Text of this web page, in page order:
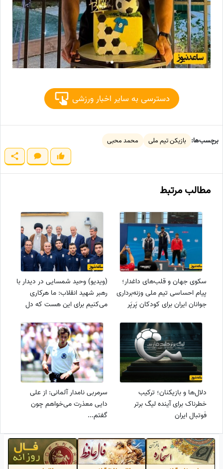
دسترسی به سایر اخبار ورزشی
برچسب‌ها: بازیکن تیم ملی محمد محبی
مطالب مرتبط
سکوی جهان و قلب‌های داغدار؛
پیام احساسی تیم ملی وزنه‌برداری
جوانان ایران برای کودکان پَرپَر
(ویدیو) وحید شمسایی در دیدار با
رهبر شهید انقلاب: ما هرکاری
می‌کنیم برای این هست که دل
دلال‌ها و بازیکنان؛ ترکیب
خطرناک برای آینده لیگ برتر
فوتبال ایران
سرمربی نامدار آلمانی: از علی
دایی معذرت می‌خواهم چون
گفتم...